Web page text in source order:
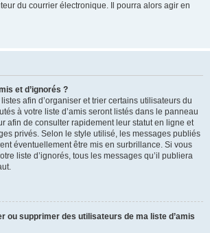
du courrier électronique. Il pourra alors agir en
et d’ignorés ?
afin d’organiser et trier certains utilisateurs du
à votre liste d’amis seront listés dans le panneau
afin de consulter rapidement leur statut en ligne et
privés. Selon le style utilisé, les messages publiés
éventuellement être mis en surbrillance. Si vous
liste d’ignorés, tous les messages qu’il publiera
ou supprimer des utilisateurs de ma liste d’amis